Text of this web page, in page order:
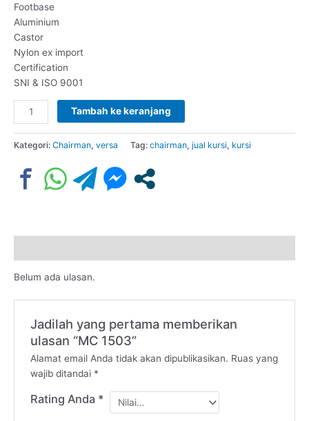
Footbase
Aluminium
Castor
Nylon ex import
Certification
SNI & ISO 9001
Tambah ke keranjang
Kategori: Chairman, versa Tag: chairman, jual kursi, kursi
Belum ada ulasan.
Jadilah yang pertama memberikan
ulasan “MC 1503”
Alamat email Anda tidak akan dipublikasikan. Ruas yang
wajib ditandai *
Rating Anda *